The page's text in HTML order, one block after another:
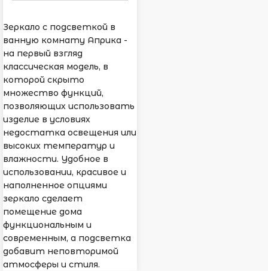
Зеркало с подсветкой в
ванную комнату Априка -
на первый взгляд
классическая модель, в
которой скрыто
множество функций,
позволяющих использовать
изделие в условиях
недостатка освещения или
высоких температур и
влажности. Удобное в
использовании, красивое и
наполненное опциями
зеркало сделает
помещение дома
функциональным и
современным, а подсветка
добавит неповторимой
атмосферы и стиля.